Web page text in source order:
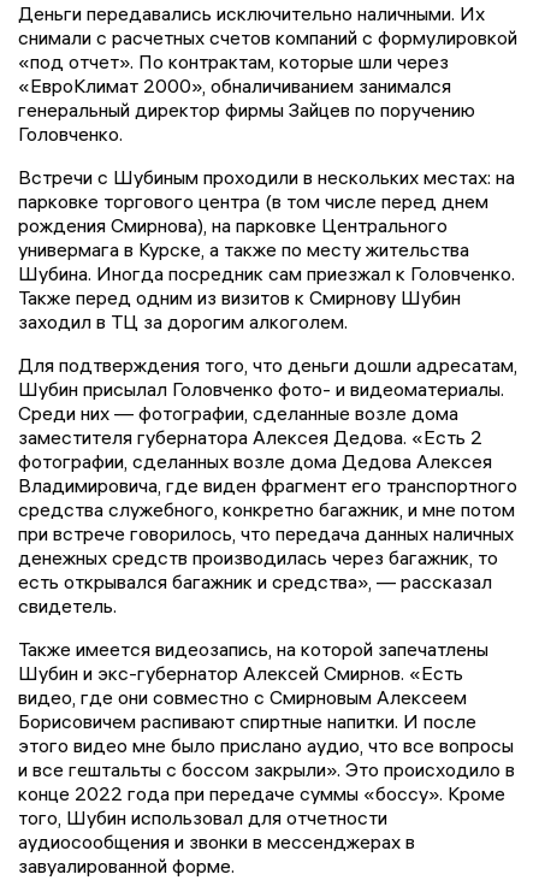
Деньги передавались исключительно наличными. Их
снимали с расчетных счетов компаний с формулировкой
«под отчет». По контрактам, которые шли через
«ЕвроКлимат 2000», обналичиванием занимался
генеральный директор фирмы Зайцев по поручению
Головченко.
Встречи с Шубиным проходили в нескольких местах: на
парковке торгового центра (в том числе перед днем
рождения Смирнова), на парковке Центрального
универмага в Курске, а также по месту жительства
Шубина. Иногда посредник сам приезжал к Головченко.
Также перед одним из визитов к Смирнову Шубин
заходил в ТЦ за дорогим алкоголем.
Для подтверждения того, что деньги дошли адресатам,
Шубин присылал Головченко фото- и видеоматериалы.
Среди них — фотографии, сделанные возле дома
заместителя губернатора Алексея Дедова. «Есть 2
фотографии, сделанных возле дома Дедова Алексея
Владимировича, где виден фрагмент его транспортного
средства служебного, конкретно багажник, и мне потом
при встрече говорилось, что передача данных наличных
денежных средств производилась через багажник, то
есть открывался багажник и средства», — рассказал
свидетель.
Также имеется видеозапись, на которой запечатлены
Шубин и экс-губернатор Алексей Смирнов. «Есть
видео, где они совместно с Смирновым Алексеем
Борисовичем распивают спиртные напитки. И после
этого видео мне было прислано аудио, что все вопросы
и все гештальты с боссом закрыли». Это происходило в
конце 2022 года при передаче суммы «боссу». Кроме
того, Шубин использовал для отчетности
аудиосообщения и звонки в мессенджерах в
завуалированной форме.